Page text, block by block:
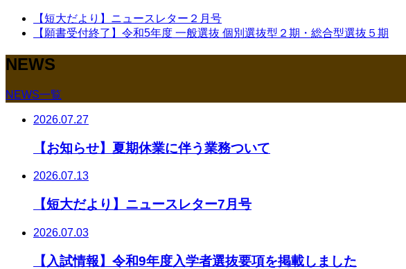
【短大だより】ニュースレター２月号
【願書受付終了】令和5年度 一般選抜 個別選抜型２期・総合型選抜５期
NEWS
NEWS一覧
2026.07.27
【お知らせ】夏期休業に伴う業務ついて
2026.07.13
【短大だより】ニュースレター7月号
2026.07.03
【入試情報】令和9年度入学者選抜要項を掲載しました